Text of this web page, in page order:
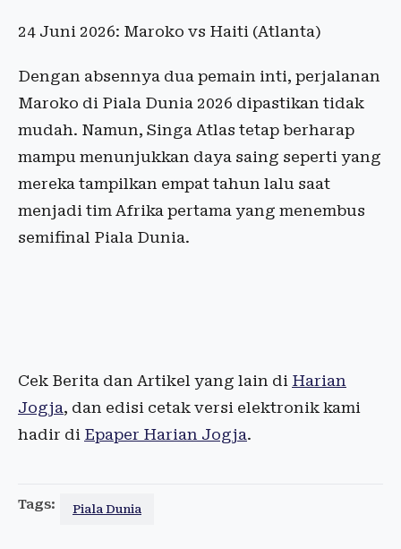
24 Juni 2026: Maroko vs Haiti (Atlanta)
Dengan absennya dua pemain inti, perjalanan
Maroko di Piala Dunia 2026 dipastikan tidak
mudah. Namun, Singa Atlas tetap berharap
mampu menunjukkan daya saing seperti yang
mereka tampilkan empat tahun lalu saat
menjadi tim Afrika pertama yang menembus
semifinal Piala Dunia.
Cek Berita dan Artikel yang lain di Harian
Jogja, dan edisi cetak versi elektronik kami
hadir di Epaper Harian Jogja.
Tags: Piala Dunia